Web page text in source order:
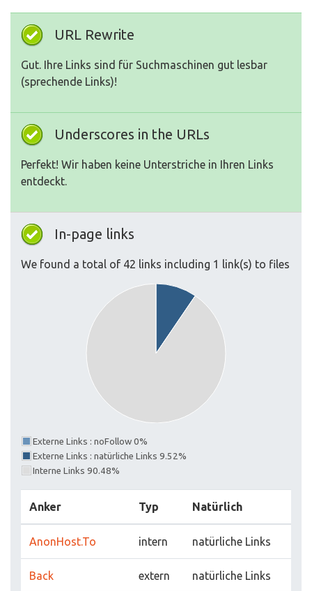
URL Rewrite
Gut. Ihre Links sind für Suchmaschinen gut lesbar
(sprechende Links)!
Underscores in the URLs
Perfekt! Wir haben keine Unterstriche in Ihren Links
entdeckt.
In-page links
We found a total of 42 links including 1 link(s) to files
Externe Links : noFollow 0%
Externe Links : natürliche Links 9.52%
Interne Links 90.48%
Anker Typ Natürlich
AnonHost.To intern natürliche Links
Back extern natürliche Links